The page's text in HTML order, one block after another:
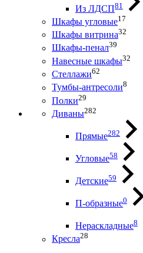
Из ЛДСП81
Шкафы угловые17
Шкафы витрина32
Шкафы-пенал39
Навесные шкафы32
Стеллажи62
Тумбы-антресоли8
Полки29
Диваны282
Прямые282
Угловые58
Детские59
П-образные0
Нераскладные8
Кресла28